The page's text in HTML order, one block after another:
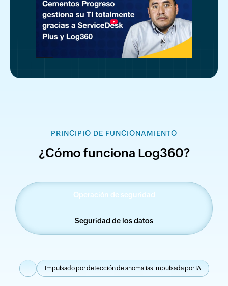
PRINCIPIO DE FUNCIONAMIENTO
¿Cómo funciona Log360?
Operación de seguridad
Seguridad de los datos
Impulsado por detección de anomalías impulsada por IA